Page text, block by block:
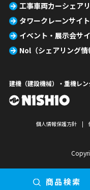
商品検索
工事車両カーシェア
タワークレーンサイト
イベント・展示会サ
Nol（シェアリング情
建機（建設機械）・重機レ
個人情報保護方針